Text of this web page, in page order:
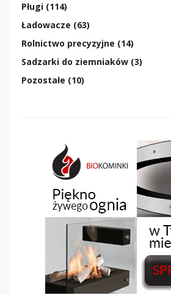
Pługi (114)
Ładowacze (63)
Rolnictwo precyzyjne (14)
Sadzarki do ziemniaków (3)
Pozostałe (10)